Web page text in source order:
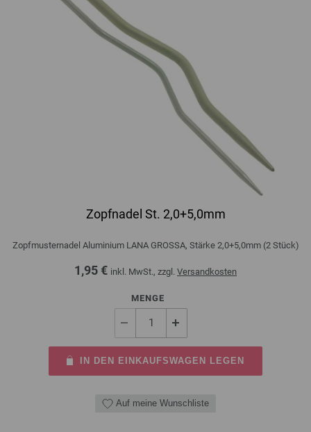
Zopfnadel St. 2,0+5,0mm
Zopfmusternadel Aluminium LANA GROSSA, Stärke 2,0+5,0mm (2 Stück)
1,95 € inkl. MwSt., zzgl. Versandkosten
MENGE
IN DEN EINKAUFSWAGEN LEGEN
Auf meine Wunschliste